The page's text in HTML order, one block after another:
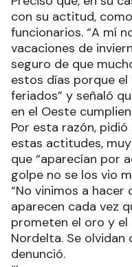
con su actitud,
funcionarios. “A mí
vacaciones de
seguro de que
estos días porque el
feriados” y señaló
en el Oeste
Por esta razón,
estas actitudes,
que “aparecían por
golpe no se los vio
“No vinimos a
aparecen cada vez
prometen el oro y el
Nordelta. Se olvidan
denunció.